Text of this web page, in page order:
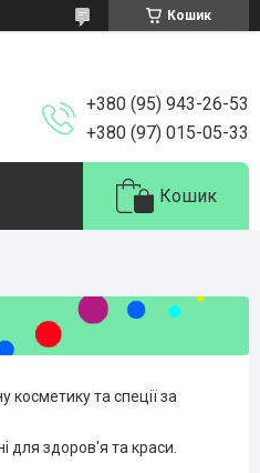
Кошик
+380 (95) 943-26-53
+380 (97) 015-05-33
Кошик
косметику та спеції за
для здоров'я та краси.